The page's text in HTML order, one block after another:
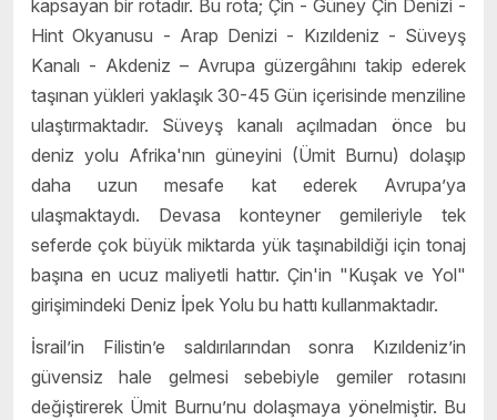
kapsayan bir rotadır. Bu rota; Çin - Güney Çin Denizi -
Hint Okyanusu - Arap Denizi - Kızıldeniz - Süveyş
Kanalı - Akdeniz – Avrupa güzergâhını takip ederek
taşınan yükleri yaklaşık 30-45 Gün içerisinde menziline
ulaştırmaktadır. Süveyş kanalı açılmadan önce bu
deniz yolu Afrika'nın güneyini (Ümit Burnu) dolaşıp
daha uzun mesafe kat ederek Avrupa’ya
ulaşmaktaydı. Devasa konteyner gemileriyle tek
seferde çok büyük miktarda yük taşınabildiği için tonaj
başına en ucuz maliyetli hattır. Çin'in "Kuşak ve Yol"
girişimindeki Deniz İpek Yolu bu hattı kullanmaktadır.
İsrail’in Filistin’e saldırılarından sonra Kızıldeniz’in
güvensiz hale gelmesi sebebiyle gemiler rotasını
değiştirerek Ümit Burnu’nu dolaşmaya yönelmiştir. Bu